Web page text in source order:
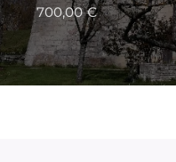
700,00€